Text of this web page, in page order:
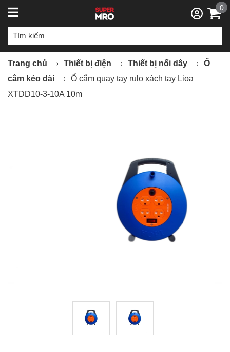
0
Trang chủ Thiết bị điện Thiết bị nối dây
Ổ
cắm kéo dài
Ổ cắm quay tay rulo xách tay Lioa
XTDD10-3-10A 10m